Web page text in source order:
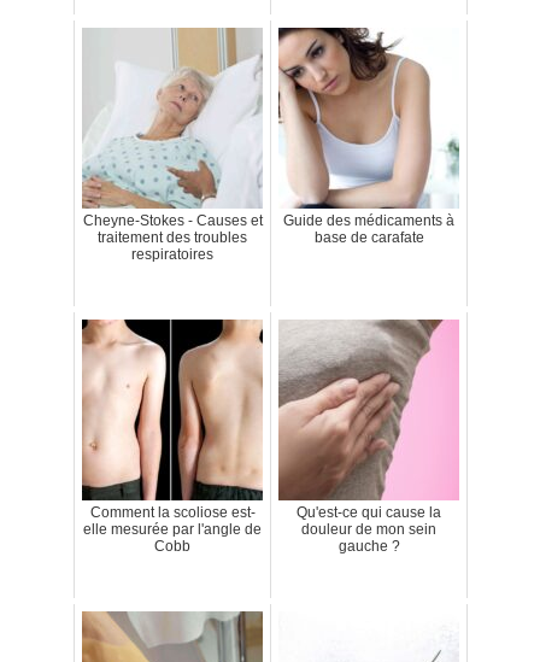
Cheyne-Stokes - Causes et
traitement des troubles
respiratoires
Guide des médicaments à
base de carafate
Comment la scoliose est-
elle mesurée par l'angle de
Cobb
Qu'est-ce qui cause la
douleur de mon sein
gauche ?